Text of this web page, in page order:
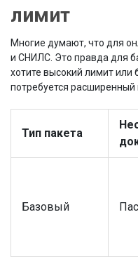
лимит
Многие думают, что для
и СНИЛС. Это правда для
хотите высокий лимит или
потребуется расширенный
Тип пакета
Базовый